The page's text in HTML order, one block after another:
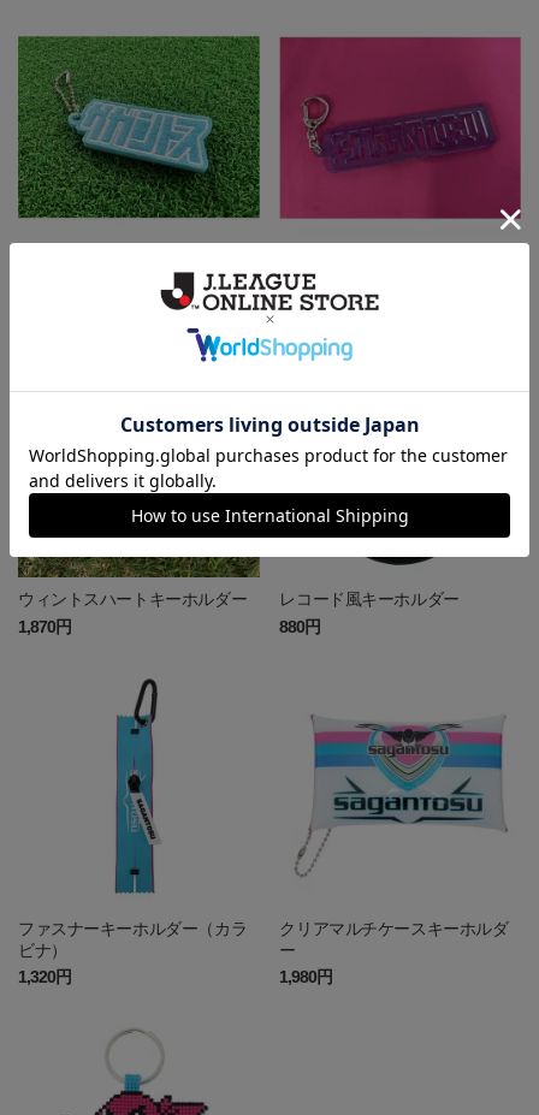
フェルトキーホルダー
プラモデル風キーホルダー
880円
ウィントスハートキーホルダー
1,870円
レコード風キーホルダー
880円
ファスナーキーホルダー（カラ
ビナ）
1,320円
クリアマルチケースキーホルダ
ー
1,980円